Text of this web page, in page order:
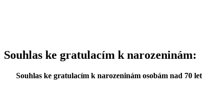
Souhlas ke gratulacím k narozeninám:
Souhlas ke gratulacím k narozeninám osobám nad 70 let